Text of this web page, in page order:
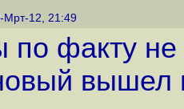
Мрт-12, 21:49
по факту не
вышел